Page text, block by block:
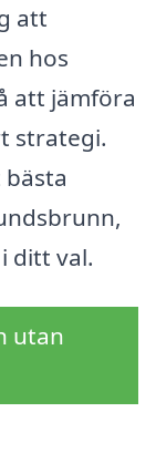
att
hos
att jämföra
strategi.
ditt val.
utan